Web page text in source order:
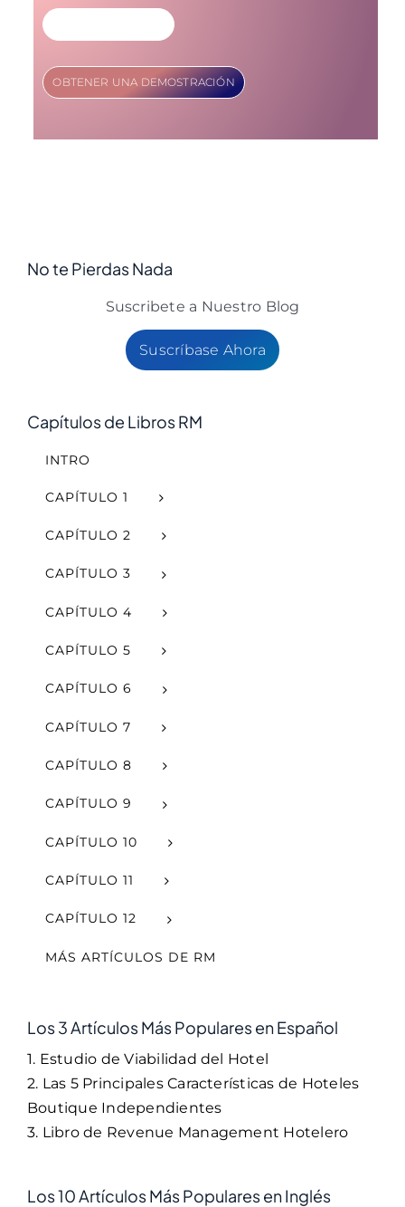
OBTENER UNA DEMOSTRACIÓN
No te Pierdas Nada
Suscribete a Nuestro Blog
Suscríbase Ahora
Capítulos de Libros RM
INTRO
CAPÍTULO 1
CAPÍTULO 2
CAPÍTULO 3
CAPÍTULO 4
CAPÍTULO 5
CAPÍTULO 6
CAPÍTULO 7
CAPÍTULO 8
CAPÍTULO 9
CAPÍTULO 10
CAPÍTULO 11
CAPÍTULO 12
MÁS ARTÍCULOS DE RM
Los 3 Artículos Más Populares en Español
1. Estudio de Viabilidad del Hotel
2. Las 5 Principales Características de Hoteles
Boutique Independientes
3. Libro de Revenue Management Hotelero
Los 10 Artículos Más Populares en Inglés